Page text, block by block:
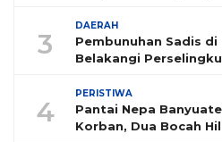
3
DAERAH
Pembunuhan Sadis
Belakangi
4
PERISTIWA
Pantai Nepa
Korban, Dua Bocah